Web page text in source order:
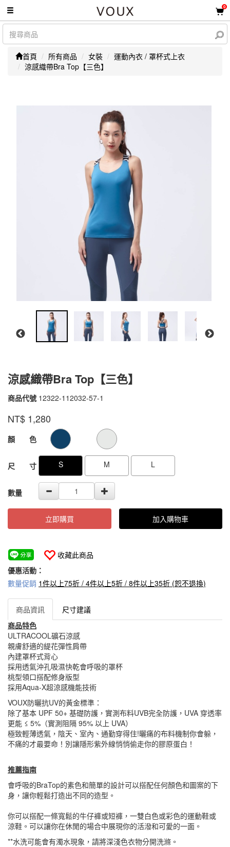
0
首頁 所有商品 女裝
運動內衣 / 罩杯式上衣
涼感織帶Bra Top【三色】
涼感織帶Bra Top【三色】
商品代號 12322-112032-57-1
12322-
57-
品牌 VOUX
NT$ 1,280
GOODS000000000000000104564
顏 色
尺 寸 S M L
數量
立即購買 加入購物車
收藏此商品
優惠活動：
數量促銷 1件以上75折 / 4件以上5折 / 8件以上35折 (恕不退換)
商品資訊
尺寸建議
商品特色
ULTRACOOL礦石涼感
親膚舒適的緹花彈性肩帶
內建罩杯式背心
採用透氣沖孔吸濕快乾會呼吸的罩杯
桃型領口搭配修身版型
採用Aqua-X超涼感機能技術
VOUX防曬抗UV的黃金標準：
除了基本 UPF 50+ 基礎防護，實測布料UVB完全防護，UVA 穿透率
更能 ≤ 5%（實測阻隔 95% 以上 UVA）
極致輕薄透氣，陰天、室內、通勤穿得住!曬痛的布料機制你會躲，
不痛的才最要命！別讓隱形紫外線悄悄偷走你的膠原蛋白！
推薦指南
會呼吸的BraTop的素色和簡單的設計可以搭配任何顏色和圖案的下
身，讓你輕鬆打造出不同的造型。
你可以搭配一條寬鬆的牛仔褲或短褲，一雙白色或彩色的運動鞋或
涼鞋。可以讓你在休閒的場合中展現你的活潑和可愛的一面。
**水洗可能會有濁水現象，請將深淺色衣物分開洗滌。